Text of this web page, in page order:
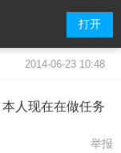
打开
2014-06-23 10:48
人现在在做任务
举报